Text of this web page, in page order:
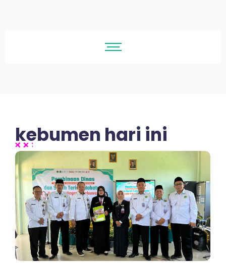
kebumen hari ini
No Comments